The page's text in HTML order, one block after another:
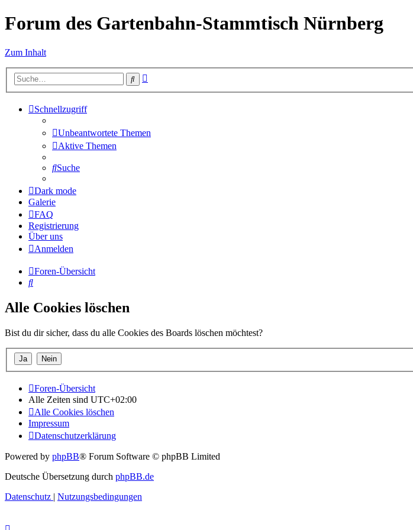
Forum des Gartenbahn-Stammtisch Nürnberg
Zum Inhalt
Suche
Schnellzugriff
Unbeantwortete Themen
Aktive Themen
Suche
Dark mode
Galerie
FAQ
Registrierung
Über uns
Anmelden
Foren-Übersicht
Suche
Alle Cookies löschen
Bist du dir sicher, dass du alle Cookies des Boards löschen möchtest?
Foren-Übersicht
Alle Zeiten sind UTC+02:00
Alle Cookies löschen
Impressum
Datenschutzerklärung
Powered by phpBB® Forum Software © phpBB Limited
Deutsche Übersetzung durch phpBB.de
Datenschutz | Nutzungsbedingungen